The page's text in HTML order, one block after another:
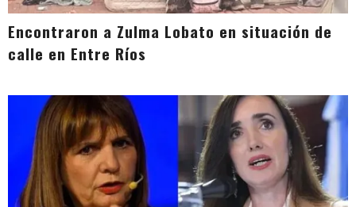
Encontraron a Zulma Lobato en situación de
calle en Entre Ríos